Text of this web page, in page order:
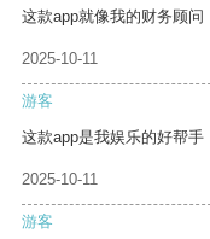
这款app就像我的财务顾问
2025-10-11
游客
这款app是我娱乐的好帮手
2025-10-11
游客